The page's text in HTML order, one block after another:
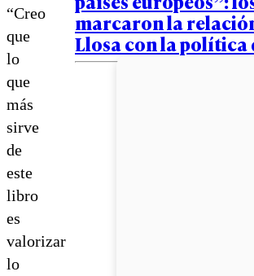
“Creo
que
lo
que
más
sirve
de
este
libro
es
valorizar
lo
marcaron la
Llosa con la política